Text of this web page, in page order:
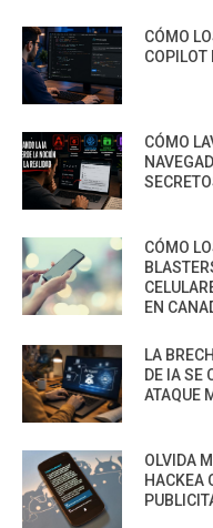
CÓMO
COPILOT
CÓMO
CÓMO
EN
LA
DE IA SE
ATAQUE
OLVIDA
HACKEA